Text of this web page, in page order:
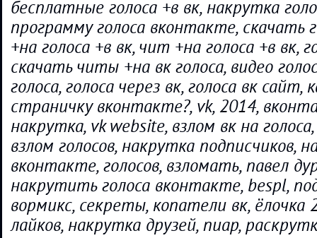
бесплатные голоса +в вк, накрутка
программу голоса вконтакте, скачать
+на голоса +в вк, чит +на голоса +в вк,
скачать читы +на вк голоса, видео
голоса, голоса через вк, голоса вк сайт,
страничку вконтакте?, vk, 2014,
накрутка, vk website, взлом вк на
взлом голосов, накрутка подписчиков,
вконтакте, голосов, взломать, павел
накрутить голоса вконтакте, bespl,
вормикс, секреты, копатели вк, ёлочка
лайков, накрутка друзей, пиар,